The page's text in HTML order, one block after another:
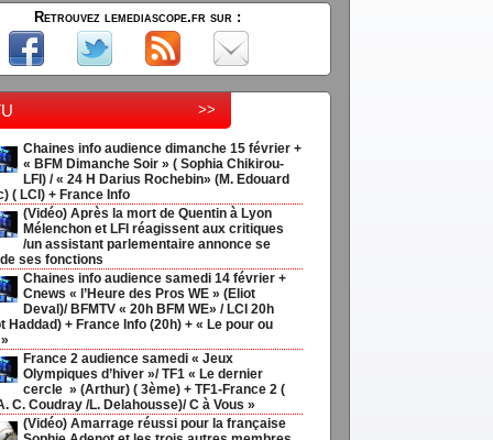
Retrouvez lemediascope.fr sur :
>>
Chaines info audience dimanche 15 février +
« BFM Dimanche Soir » ( Sophia Chikirou-
LFI) / « 24 H Darius Rochebin» (M. Edouard
( LCI) + France Info
(Vidéo) Après la mort de Quentin à Lyon
Mélenchon et LFI réagissent aux critiques
/un assistant parlementaire annonce se
ses fonctions
Chaines info audience samedi 14 février +
Cnews « l’Heure des Pros WE » (Eliot
Deval)/ BFMTV « 20h BFM WE» / LCI 20h
Haddad) + France Info (20h) + « Le pour ou
France 2 audience samedi « Jeux
Olympiques d’hiver »/ TF1 « Le dernier
cercle » (Arthur) ( 3ème) + TF1-France 2 (
C. Coudray /L. Delahousse)/ C à Vous »
(Vidéo) Amarrage réussi pour la française